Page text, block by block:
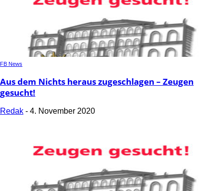
FB News
Aus dem Nichts heraus zugeschlagen – Zeugen
gesucht!
Redak - 4. November 2020